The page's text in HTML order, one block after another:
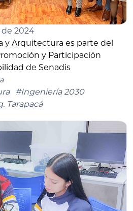
2024
y Arquitectura es parte del
y Participación
de Senadis
#Ingeniería 2030
Tarapacá